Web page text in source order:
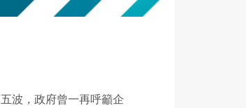
波，政府曾一再呼籲企